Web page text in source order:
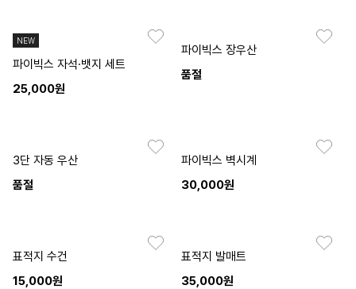
NEW
파이빅스 자석·뱃지 세트
25,000원
파이빅스 장우산
품절
3단 자동 우산
품절
파이빅스 벽시계
30,000원
표적지 수건
15,000원
표적지 발매트
35,000원